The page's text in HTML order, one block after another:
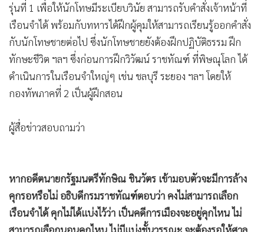
รุ่นที่ 1 เพื่อให้นักโทษมีระเบียบวินัย สามารถรับคำสั่งเจ้าหน้าที่
เรือนจำได้ พร้อมกับทหารได้ฝึกผู้คุมให้สามารถเรียนรู้ออกคำสั่ง
กับนักโทษชายต่อไป ซึ่งนักโทษชายยังต้องฝึกปฏิบัติธรรม ฝึก
ทักษะชีวิต ฯลฯ ซึ่งก่อนการฝึกวิวัฒน์ ราชทัณฑ์ ที่พิษณุโลก ได้
ดำเนินการในเรือนจำใหญ่ๆ เช่น ชลบุรี ระยอง ฯลฯ โดยให้
กองทัพภาคที่ 2 เป็นผู้ฝึกสอน
ผู้สื่อข่าวสอบถามว่า
หากอดีตนายกรัฐมนตรีทักษิณ ชินวัตร เข้ามอบตัวจะมีการล้าง
คุกรอหรือไม่ อธิบดีกรมราชทัณฑ์ตอบว่า คงไม่สามารถเลือก
เรือนจำได้ คุกไม่ได้แบ่งไว้ว่า เป็นคดีการเมืองจะอยู่คุกไหน ไม่